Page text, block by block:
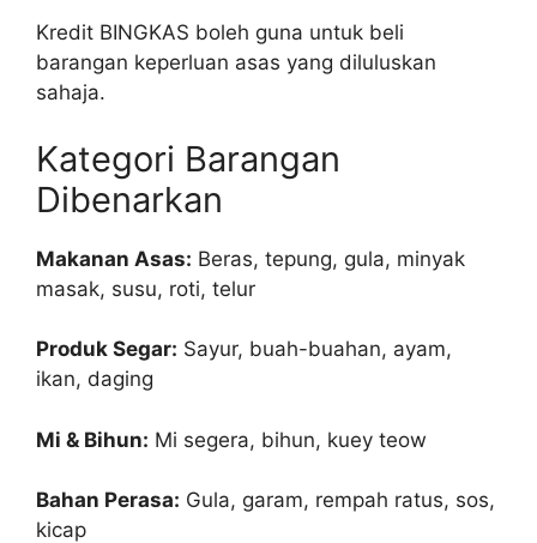
Kredit BINGKAS boleh guna untuk beli
barangan keperluan asas yang diluluskan
sahaja.
Kategori Barangan
Dibenarkan
Makanan Asas: Beras, tepung, gula, minyak
masak, susu, roti, telur
Produk Segar: Sayur, buah-buahan, ayam,
ikan, daging
Mi & Bihun: Mi segera, bihun, kuey teow
Bahan Perasa: Gula, garam, rempah ratus, sos,
kicap